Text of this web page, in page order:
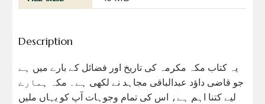
Description
یہ کتاب مکہ مکرمہ کی تاریخ اور فضائل کے بارے میں ہے
جو قاضی داؤد عبدالباقی مجاہد نے لکھی ہے۔ مکہ ہمارے
لیے کتنا اہم ہے، اس کی تمام وجوہات آپ کو یہاں ملیں